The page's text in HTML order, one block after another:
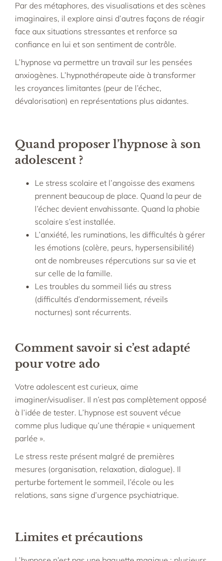
Par des métaphores, des visualisations et des scènes
imaginaires, il explore ainsi d’autres façons de réagir
face aux situations stressantes et renforce sa
confiance en lui et son sentiment de contrôle.​
L’hypnose va permettre un travail sur les pensées
anxiogènes. L’hypnothérapeute aide à transformer
les croyances limitantes (peur de l’échec,
dévalorisation) en représentations plus aidantes.​
Quand proposer l’hypnose à son
adolescent ?
Le stress scolaire et l’angoisse des examens
prennent beaucoup de place. Quand la peur de
l’échec devient envahissante. Quand la phobie
scolaire s’est installée.
L’anxiété, les ruminations, les difficultés à gérer
les émotions (colère, peurs, hypersensibilité)
ont de nombreuses répercutions sur sa vie et
sur celle de la famille.​
Les troubles du sommeil liés au stress
(difficultés d’endormissement, réveils
nocturnes) sont récurrents.
Comment savoir si c’est adapté
pour votre ado
Votre adolescent est curieux, aime
imaginer/visualiser. Il n’est pas complètement opposé
à l’idée de tester. L’hypnose est souvent vécue
comme plus ludique qu’une thérapie « uniquement
parlée ».​
Le stress reste présent malgré de premières
mesures (organisation, relaxation, dialogue). Il
perturbe fortement le sommeil, l’école ou les
relations, sans signe d’urgence psychiatrique.​
Limites et précautions